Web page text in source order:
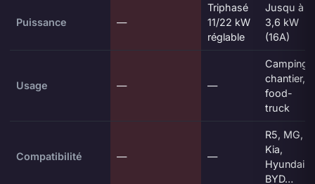
Puissance —
Triphasé
11/22 kW
réglable
Jusqu à
3,6 kW
(16A)
Usage — —
Camping,
chantier,
food-
truck
Compatibilité — —
R5, MG,
Kia,
Hyundai,
BYD…